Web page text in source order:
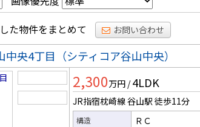
た物件をまとめて お問い合わせ
中央4丁目（シティコア谷山中央）
2,300万円 / 4LDK
JR指宿枕崎線 谷山駅 徒歩11分
構造 ＲＣ